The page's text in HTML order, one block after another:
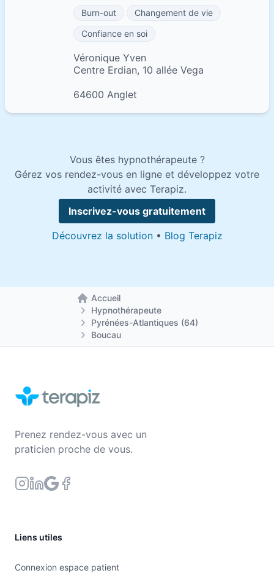
Burn-out
Changement de vie
Confiance en soi
Véronique Yven
Centre Erdian, 10 allée Vega
64600 Anglet
Vous êtes hypnothérapeute ?
Gérez vos rendez-vous en ligne et développez votre
activité avec Terapiz.
Inscrivez-vous gratuitement
Découvrez la solution• Blog Terapiz
Accueil
Retour à la page d'accueil
Hypnothérapeute
Pyrénées-Atlantiques (64)
Boucau
Prenez rendez-vous avec un
praticien proche de vous.
Liens utiles
Connexion espace patient